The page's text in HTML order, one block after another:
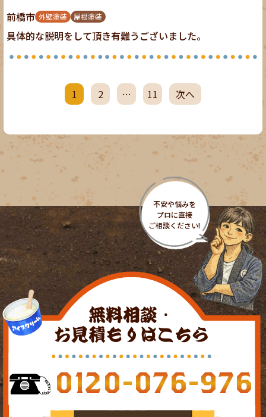
前橋市 外壁塗装 屋根塗装
具体的な説明をして頂き有難うございました。
1 2 … 11 次へ
無料相談・
お見積もりはこちら
0120-076-976